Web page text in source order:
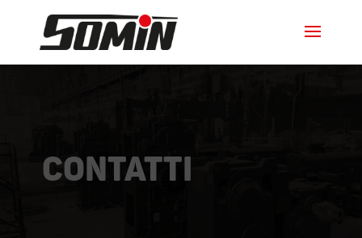
Contatti